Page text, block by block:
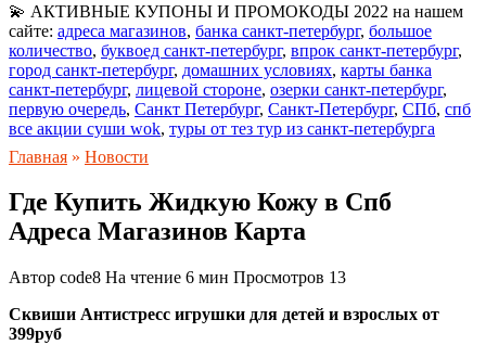
💫 АКТИВНЫЕ КУПОНЫ И ПРОМОКОДЫ 2022 на нашем
сайте: адреса магазинов, банка санкт-петербург, большое
количество, буквоед санкт-петербург, впрок санкт-петербург,
город санкт-петербург, домашних условиях, карты банка
санкт-петербург, лицевой стороне, озерки санкт-петербург,
первую очередь, Санкт Петербург, Санкт-Петербург, СПб, спб
все акции суши wok, туры от тез тур из санкт-петербурга
Главная » Новости
Где Купить Жидкую Кожу в Спб
Адреса Магазинов Карта
Автор code8 На чтение 6 мин Просмотров 13
Сквиши Антистресс игрушки для детей и взрослых от
399руб